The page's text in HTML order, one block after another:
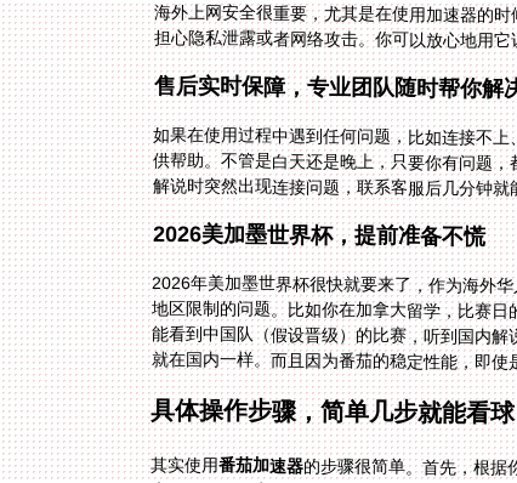
海外上网安全很重要，尤其是在使用加速器的时
担心隐私泄露或者网络攻击。你可以放心地用
售后实时保障，专业团队随时帮你解
如果在使用过程中遇到任何问题，比如连接不
解说时突然出现连接问题，联系客服后几分钟
2026美加墨世界杯，提前准备不慌
2026年美加墨世界杯很快就要来了，作为海外
地区限制的问题。比如你在加拿大留学，比赛日
就在国内一样。而且因为番茄的稳定性能，即
具体操作步骤，简单几步就能看球
其实使用番茄加速器的步骤很简单。首先，根据